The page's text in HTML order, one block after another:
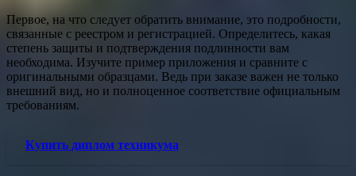
Первое, на что следует обратить внимание, это подробности,
связанные с реестром и регистрацией. Определитесь, какая
степень защиты и подтверждения подлинности вам
необходима. Изучите пример приложения и сравните с
оригинальными образцами. Ведь при заказе важен не только
внешний вид, но и полноценное соответствие официальным
требованиям.
Купить диплом техникума